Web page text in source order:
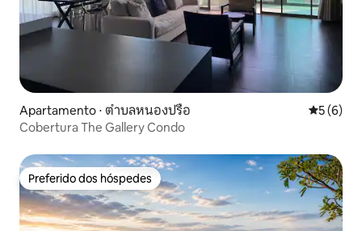
Apartamento ⋅ ตำบลหนองปรือ 5 de
5 (6)
Cobertura The Gallery Condo
Preferido dos hóspedes
Preferido dos hóspedes